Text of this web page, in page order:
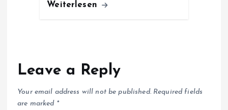
Weiterlesen
Leave a Reply
Your email address will not be published. Required fields
are marked *